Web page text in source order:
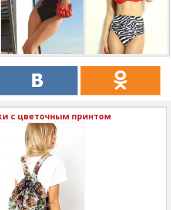
с цветочным принтом